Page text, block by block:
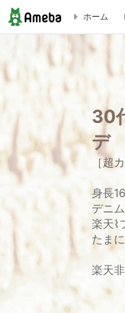
【しまむら】MLBコラ
ホーム
30
デ
［超
身長
デニ
楽天⌇
たま
楽天